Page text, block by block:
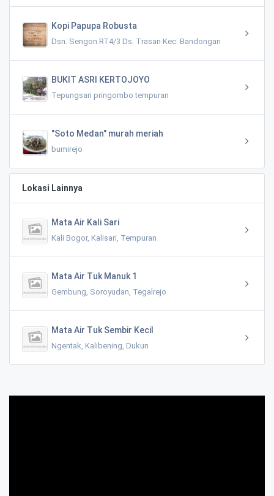
Kopi Papupa Robusta
Dsn. Sengon RT4/3 Ds. Trasan Kec. Bandongan
BUKIT ASRI KERTOJOYO
Tepungsari pringombo tempuran
"Soto Medan" murah meriah
bumirejo
Lokasi Lainnya
Mata Air Kali Sari
Kali Bogor, Kalisari, Tempuran
Mata Air Tuk Manuk 1
Gembung, Soroyudan, Tegalrejo
Mata Air Tuk Sembir Kecil
Ngentak, Kalibening, Dukun